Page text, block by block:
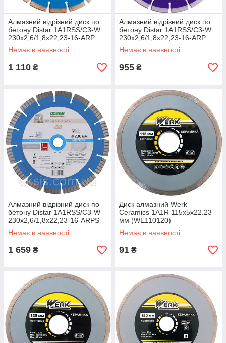
Алмазний відрізний диск по
бетону Distar 1A1RSS/C3-W
230x2,6/1,8x22,23-16-ARP
38x2,6x8+2 R105 Classic
Немає в наявності
1 110 ₴
Алмазний відрізний диск по
бетону Distar 1A1RSS/C3-W
230x2,6/1,8x22,23-16-ARP
38x2,6x8+2 R105 Super
Немає в наявності
955 ₴
Алмазний відрізний диск по
бетону Distar 1A1RSS/C3-W
230x2,6/1,8x22,23-16-ARPS
38x2,6x10+2 R103 Meteor
Немає в наявності
1 659 ₴
Диск алмазний Werk
Ceramics 1A1R 115х5х22.23
мм (WE110120)
Немає в наявності
91 ₴